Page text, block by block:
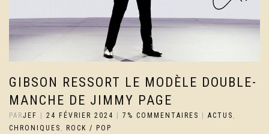
GIBSON RESSORT LE MODÈLE DOUBLE-
MANCHE DE JIMMY PAGE
PARJEF 24 FÉVRIER 2024 7% COMMENTAIRES ACTUS ,
CHRONIQUES , ROCK / POP